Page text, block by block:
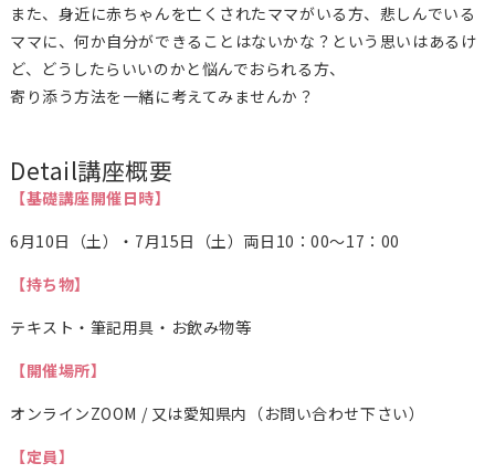
また、身近に赤ちゃんを亡くされたママがいる方、悲しんでいる
ママに、何か自分ができることはないかな？という思いはあるけ
ど、どうしたらいいのかと悩んでおられる方、
寄り添う方法を一緒に考えてみませんか？
Detail講座概要
【基礎講座開催日時】
6月10日（土）・7月15日（土）両日10：00～17：00
【持ち物】
テキスト・筆記用具・お飲み物等
【開催場所】
オンラインZOOM / 又は愛知県内（お問い合わせ下さい）
【定員】